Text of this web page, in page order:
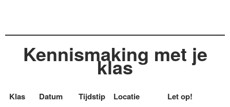
Kennismaking met je
klas
Klas Datum Tijdstip Locatie Let op!